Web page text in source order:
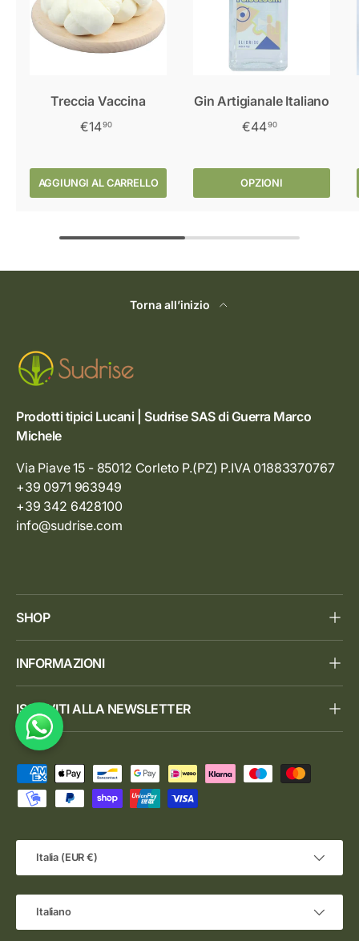
Treccia Vaccina
€1490
AGGIUNGI AL CARRELLO
Gin Artigianale Italiano
€4490
OPZIONI
Torna all’inizio
Prodotti tipici Lucani | Sudrise SAS di Guerra Marco
Michele
Via Piave 15 - 85012 Corleto P.(PZ) P.IVA 01883370767
+39 0971 963949
+39 342 6428100
info@sudrise.com
SHOP
INFORMAZIONI
ISCRIVITI ALLA NEWSLETTER
Metodi di pagamento accettati
Italia (EUR €)
Italiano